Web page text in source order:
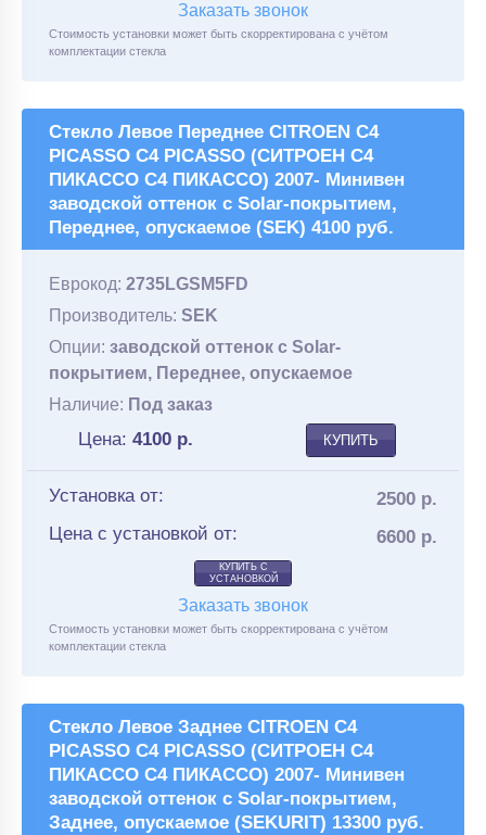
Заказать звонок
Стоимость установки может быть скорректирована с учётом
комплектации стекла
Стекло Левое Переднее CITROEN C4
PICASSO C4 PICASSO (СИТРОЕН С4
ПИКАССО С4 ПИКАССО) 2007- Минивен
заводской оттенок с Solar-покрытием,
Переднее, опускаемое (SEK) 4100 руб.
Еврокод: 2735LGSM5FD
Производитель: SEK
Опции: заводской оттенок с Solar-
покрытием, Переднее, опускаемое
Наличие: Под заказ
Цена: 4100 р. КУПИТЬ
Установка от:
2500 р.
Цена с установкой от:
6600 р.
КУПИТЬ С
УСТАНОВКОЙ
Заказать звонок
Стоимость установки может быть скорректирована с учётом
комплектации стекла
Стекло Левое Заднее CITROEN C4
PICASSO C4 PICASSO (СИТРОЕН С4
ПИКАССО С4 ПИКАССО) 2007- Минивен
заводской оттенок с Solar-покрытием,
Заднее, опускаемое (SEKURIT) 13300 руб.